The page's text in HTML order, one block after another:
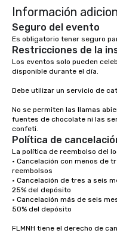
Información
Seguro del evento
Es obligatorio tener seguro
Restricciones de la
Los eventos solo pueden
disponible durante el día.
Debe utilizar un servicio de
No se permiten las llamas
fuentes de chocolate ni las
confeti.
Política de
La política de reembolso del
• Cancelación con menos de
reembolsos
• Cancelación de tres a seis
25% del depósito
• Cancelación más de seis
50% del depósito
FLMNH tiene el derecho de